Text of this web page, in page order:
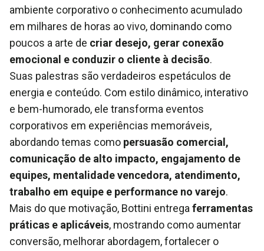
ambiente corporativo o conhecimento acumulado
em milhares de horas ao vivo, dominando como
poucos a arte de criar desejo, gerar conexão
emocional e conduzir o cliente à decisão.
Suas palestras são verdadeiros espetáculos de
energia e conteúdo. Com estilo dinâmico, interativo
e bem-humorado, ele transforma eventos
corporativos em experiências memoráveis,
abordando temas como persuasão comercial,
comunicação de alto impacto, engajamento de
equipes, mentalidade vencedora, atendimento,
trabalho em equipe e performance no varejo.
Mais do que motivação, Bottini entrega ferramentas
práticas e aplicáveis, mostrando como aumentar
conversão, melhorar abordagem, fortalecer o